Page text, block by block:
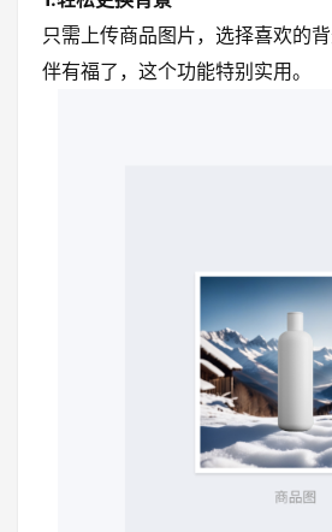
只需上传商品图片，选择喜欢的
伴有福了，这个功能特别实用。